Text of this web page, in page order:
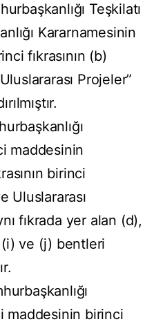
Teşkilatı
Kararnamesinin
fıkrasının (b)
Projeler”
maddesinin
birinci
Uluslararası
fıkrada yer alan (d),
(i) ve (j) bentleri
maddesinin birinci